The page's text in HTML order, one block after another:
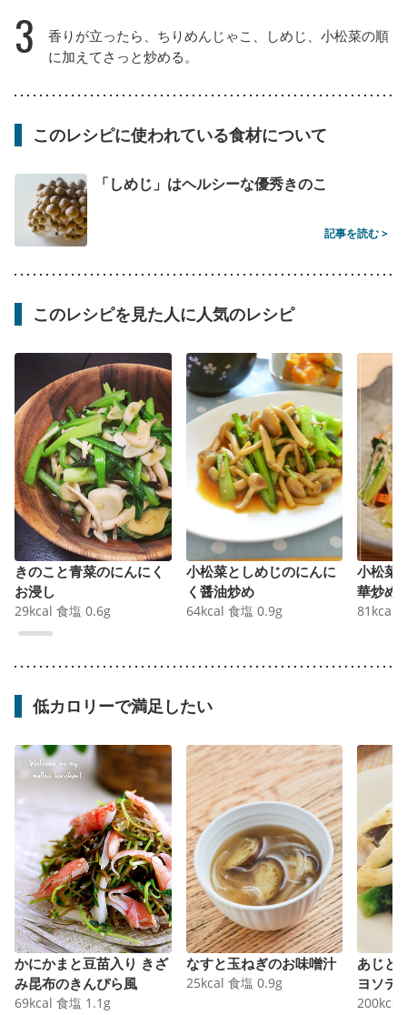
3
香りが立ったら、ちりめんじゃこ、しめじ、小松菜の順
に加えてさっと炒める。
このレシピに使われている食材について
「しめじ」はヘルシーな優秀きのこ
記事を読む >
このレシピを見た人に人気のレシピ
きのこと青菜のにんにく
お浸し
29kcal 食塩 0.6g
小松菜としめじのにんに
く醤油炒め
64kcal 食塩 0.9g
小松菜
華炒め
81 kcal
低カロリーで満足したい
かにかまと豆苗入り きざ
み昆布のきんぴら風
69kcal 食塩 1.1 g
なすと玉ねぎのお味噌汁
25kcal 食塩 0.9g
あじと
ヨソテ
200kcal